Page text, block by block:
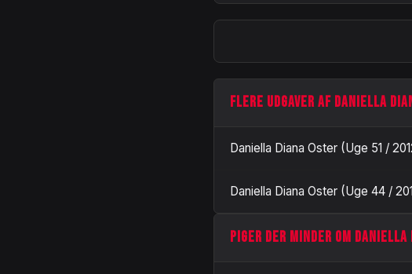
FLERE UDGAVER AF DANIELLA
Daniella Diana Oster (Uge 51 /
Daniella Diana Oster (Uge 44 /
PIGER DER MINDER OM